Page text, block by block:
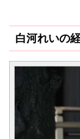
白河れいの